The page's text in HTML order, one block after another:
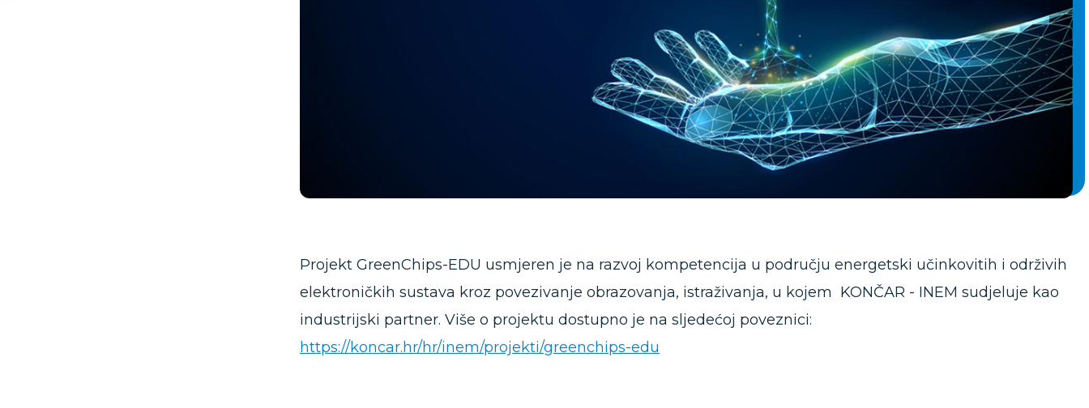
Projekt GreenChips-EDU usmjeren je na razvoj kompetencija u području energetski učinkovitih i održivih
elektroničkih sustava kroz povezivanje obrazovanja, istraživanja, u kojem KONČAR - INEM sudjeluje kao
industrijski partner. Više o projektu dostupno je na sljedećoj poveznici:
https://koncar.hr/hr/inem/projekti/greenchips-edu